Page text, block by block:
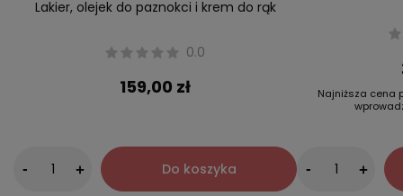
Lakier, olejek do paznokci i krem do rąk
0.0
159,00 zł
- + Do koszyka
Najniższa cena
- +